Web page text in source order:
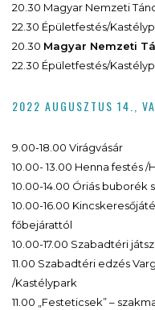
20.30 Magyar Nemzeti
22.30 Épületfestés/
20.30 Magyar Nemzeti
22.30 Épületfestés/
2022 AUGUSZTUS 14.,
9.00-18.00 Virágvásár
10.00- 13.00 Henna festés /
10.00-14.00 Óriás buborék
10.00-16.00
főbejárattól
10.00-17.00 Szabadtéri
11.00 Szabadtéri edzés
/Kastélypark
11.00 „Festeticsek” –